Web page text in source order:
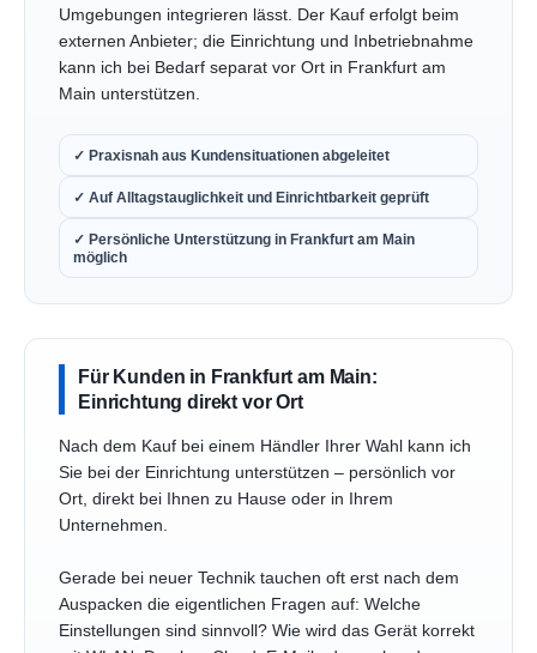
Umgebungen integrieren lässt. Der Kauf erfolgt beim
externen Anbieter; die Einrichtung und Inbetriebnahme
kann ich bei Bedarf separat vor Ort in Frankfurt am
Main unterstützen.
✓ Praxisnah aus Kundensituationen abgeleitet
✓ Auf Alltagstauglichkeit und Einrichtbarkeit geprüft
✓ Persönliche Unterstützung in Frankfurt am Main
möglich
Für Kunden in Frankfurt am Main:
Einrichtung direkt vor Ort
Nach dem Kauf bei einem Händler Ihrer Wahl kann ich
Sie bei der Einrichtung unterstützen – persönlich vor
Ort, direkt bei Ihnen zu Hause oder in Ihrem
Unternehmen.
Gerade bei neuer Technik tauchen oft erst nach dem
Auspacken die eigentlichen Fragen auf: Welche
Einstellungen sind sinnvoll? Wie wird das Gerät korrekt